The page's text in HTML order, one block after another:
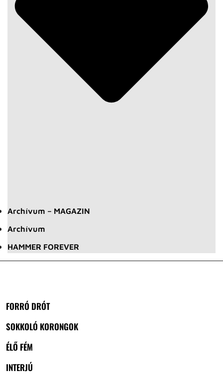
Archívum – MAGAZIN
Archívum
HAMMER FOREVER
FORRÓ DRÓT
SOKKOLÓ KORONGOK
ÉLŐ FÉM
INTERJÚ